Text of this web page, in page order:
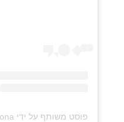
פוסט משותף על ידי ‏‎Museo Erótico de Barcelona‎‏ (@‏‎eroticmuseumbarcelona‎‏)